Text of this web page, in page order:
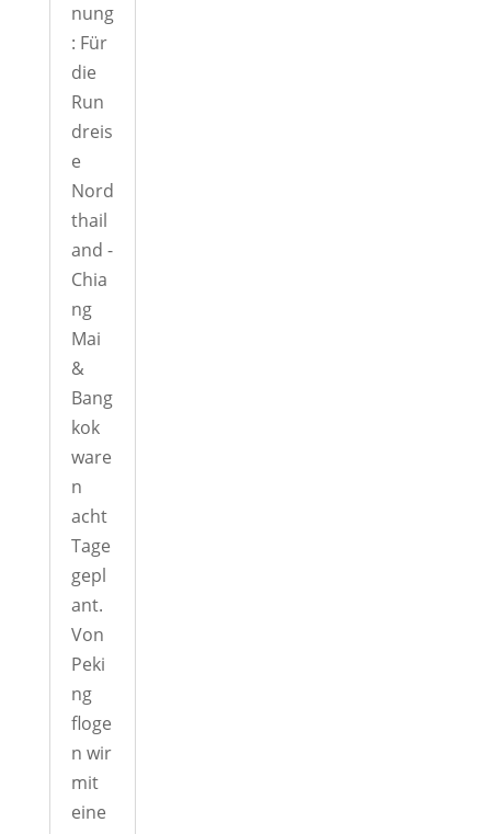
nung
: Für
die
Run
dreis
e
Nord
thail
and -
Chia
ng
Mai
&
Bang
kok
ware
n
acht
Tage
gepl
ant.
Von
Peki
ng
floge
n wir
mit
eine